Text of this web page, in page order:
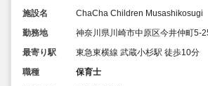
施設名
ChaCha Children Musashikosugi
勤務地
神奈川県川崎市中原区今井仲町5-
最寄り駅
東急東横線 武蔵小杉駅 徒歩10分
職種
保育士